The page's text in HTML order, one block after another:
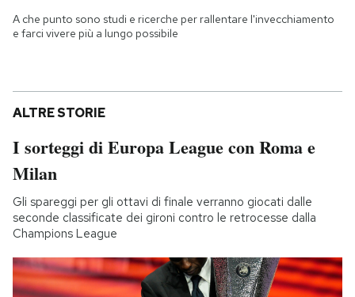
A che punto sono studi e ricerche per rallentare l'invecchiamento
e farci vivere più a lungo possibile
ALTRE STORIE
I sorteggi di Europa League con Roma e
Milan
Gli spareggi per gli ottavi di finale verranno giocati dalle
seconde classificate dei gironi contro le retrocesse dalla
Champions League